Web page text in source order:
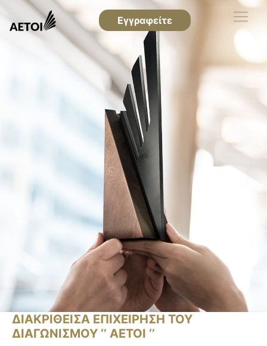
Εγγραφείτε
ΔΙΑΚΡΙΘΕΙΣΑ ΕΠΙΧΕΙΡΗΣΗ ΤΟΥ
ΔΙΑΓΩΝΙΣΜΟΥ ‘’ ΑΕΤΟΙ ‘’